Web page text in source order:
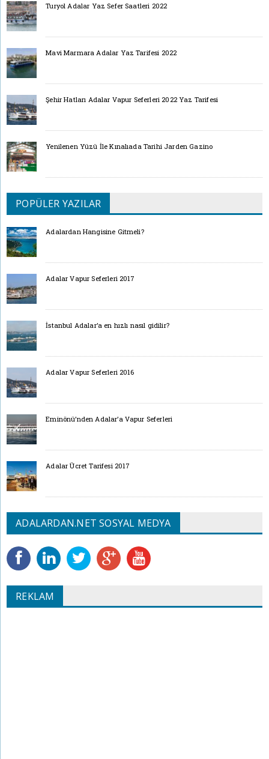
Turyol Adalar Yaz Sefer Saatleri 2022
Mavi Marmara Adalar Yaz Tarifesi 2022
Şehir Hatları Adalar Vapur Seferleri 2022 Yaz Tarifesi
Yenilenen Yüzü İle Kınalıada Tarihi Jarden Gazino
POPÜLER YAZILAR
Adalardan Hangisine Gitmeli?
Adalar Vapur Seferleri 2017
İstanbul Adalar’a en hızlı nasıl gidilir?
Adalar Vapur Seferleri 2016
Eminönü’nden Adalar’a Vapur Seferleri
Adalar Ücret Tarifesi 2017
ADALARDAN.NET SOSYAL MEDYA
REKLAM